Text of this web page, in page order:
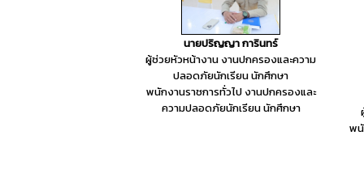
นายปริญญา การินทร์
ผู้ช่วยหัวหน้างาน งานปกครองและความ
ปลอดภัยนักเรียน นักศึกษา
พนักงานราชการทั่วไป งานปกครองและ
ความปลอดภัยนักเรียน นักศึกษา
พ